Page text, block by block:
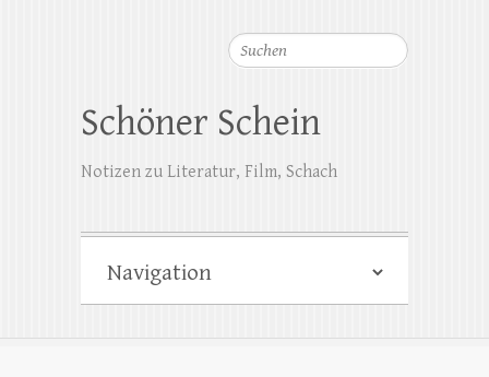
Suchen
Schöner Schein
Notizen zu Literatur, Film, Schach